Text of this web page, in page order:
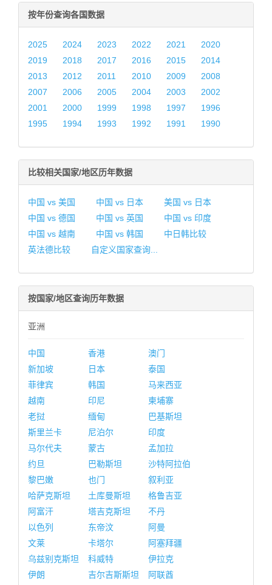
按年份查询各国数据
2025 2024 2023 2022 2021
2020
2019
2018 2017 2016 2015
2014
2013
2012 2011 2010 2009
2008
2007
2006 2005 2004 2003
2002
2001
2000 1999 1998 1997
1996
1995
1994 1993 1992 1991 1990
比较相关国家/地区历年数据
中国 vs 美国 中国 vs 日本
美国 vs 日本
中国 vs 德国
中国 vs 英国
中国 vs 印度
中国 vs 越南
中国 vs 韩国
中日韩比较
英法德比较
自定义国家查询...
按国家/地区查询历年数据
亚洲
中国 香港
澳门
新加坡
日本
泰国
菲律宾
韩国
马来西亚
越南
印尼
柬埔寨
老挝
缅甸
巴基斯坦
斯里兰卡
尼泊尔
印度
马尔代夫
蒙古
孟加拉
约旦
巴勒斯坦
沙特阿拉伯
黎巴嫩
也门
叙利亚
哈萨克斯坦
土库曼斯坦
格鲁吉亚
阿富汗
塔吉克斯坦
不丹
以色列
东帝汶
阿曼
文莱
卡塔尔
阿塞拜疆
乌兹别克斯坦
科威特
伊拉克
伊朗
吉尔吉斯斯坦
阿联酋